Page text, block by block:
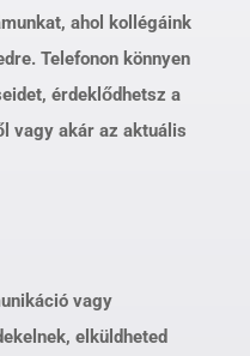
ahol kollégáink
Telefonon könnyen
érdeklődhetsz a
vagy akár az aktuális
vagy
elküldheted